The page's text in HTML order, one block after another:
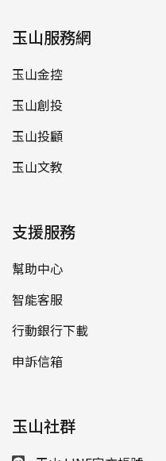
玉山服務網
玉山金控
玉山創投
玉山投顧
玉山文教
支援服務
幫助中心
智能客服
行動銀行下載
申訴信箱
玉山社群